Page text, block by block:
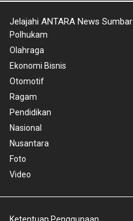
Jelajahi ANTARA News Sumbar
Polhukam
Olahraga
Ekonomi Bisnis
Otomotif
Ragam
Pendidikan
Nasional
Nusantara
Foto
Video